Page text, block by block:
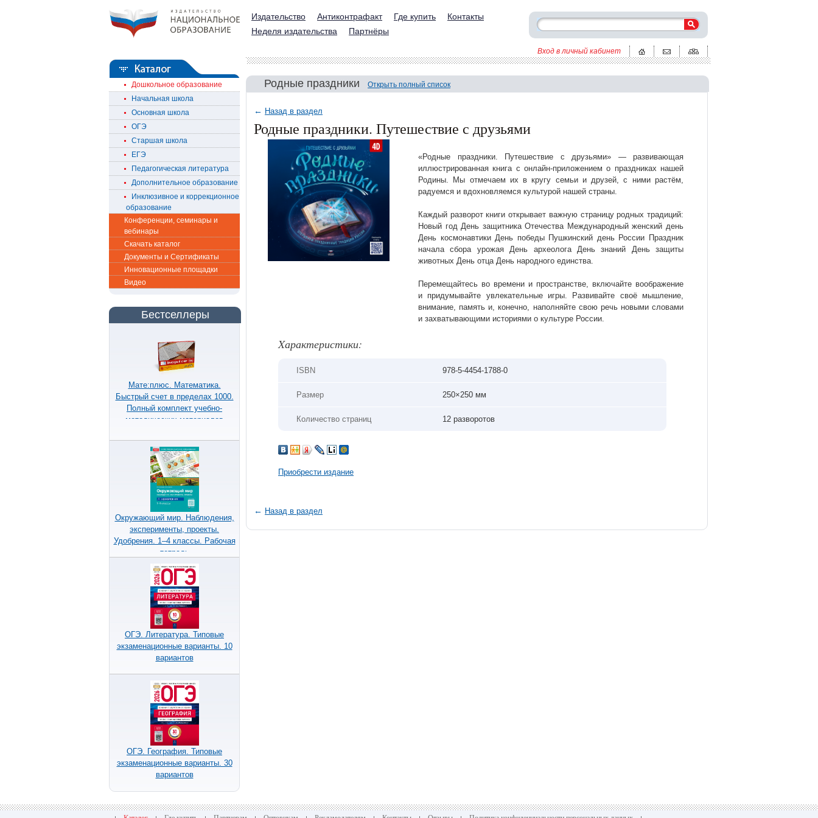
Издательство Антиконтрафакт Где купить
Контакты
Неделя издательства
Партнёры
Вход в личный кабинет
Дошкольное образование
Начальная школа
Основная школа
ОГЭ
Старшая школа
ЕГЭ
Педагогическая литература
Дополнительное образование
Инклюзивное и коррекционное
образование
Конференции, семинары и
вебинары
Скачать каталог
Документы и Сертификаты
Инновационные площадки
Видео
Бестселлеры
Мате:плюс. Математика.
Быстрый счет в пределах 1000.
Полный комплект учебно-
методических материалов
Окружающий мир. Наблюдения,
эксперименты, проекты.
Удобрения. 1–4 классы. Рабочая
тетрадь
ОГЭ. Литература. Типовые
экзаменационные варианты. 10
вариантов
ОГЭ. География. Типовые
экзаменационные варианты. 30
вариантов
Родные праздники Открыть полный список
← Назад в раздел
Родные праздники. Путешествие с друзьями
«Родные праздники. Путешествие с друзьями» — развивающая
иллюстрированная книга с онлайн-приложением о праздниках нашей
Родины. Мы отмечаем их в кругу семьи и друзей, с ними растём,
радуемся и вдохновляемся культурой нашей страны.
Каждый разворот книги открывает важную страницу родных традиций:
Новый год День защитника Отечества Международный женский день
День космонавтики День победы Пушкинский день России Праздник
начала сбора урожая День археолога День знаний День защиты
животных День отца День народного единства.
Перемещайтесь во времени и пространстве, включайте воображение
и придумывайте увлекательные игры. Развивайте своё мышление,
внимание, память и, конечно, наполняйте свою речь новыми словами
и захватывающими историями о культуре России.
Xарактеристики:
ISBN 978-5-4454-1788-0
Размер 250×250 мм
Количество страниц 12 разворотов
Приобрести издание
← Назад в раздел